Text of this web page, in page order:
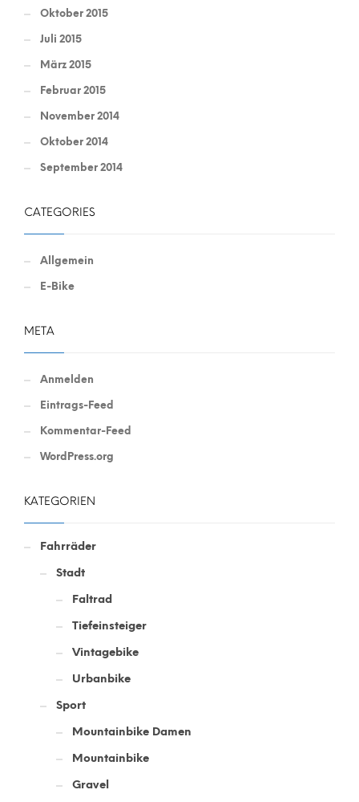
Oktober 2015
Juli 2015
März 2015
Februar 2015
November 2014
Oktober 2014
September 2014
CATEGORIES
Allgemein
E-Bike
META
Anmelden
Eintrags-Feed
Kommentar-Feed
WordPress.org
KATEGORIEN
Fahrräder
Stadt
Faltrad
Tiefeinsteiger
Vintagebike
Urbanbike
Sport
Mountainbike Damen
Mountainbike
Gravel